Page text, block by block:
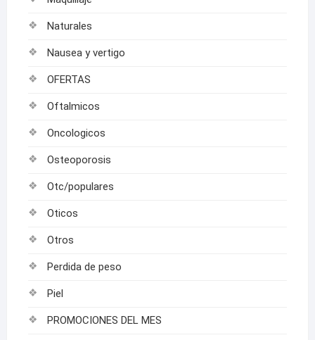
Naturales
Nausea y vertigo
OFERTAS
Oftalmicos
Oncologicos
Osteoporosis
Otc/populares
Oticos
Otros
Perdida de peso
Piel
PROMOCIONES DEL MES